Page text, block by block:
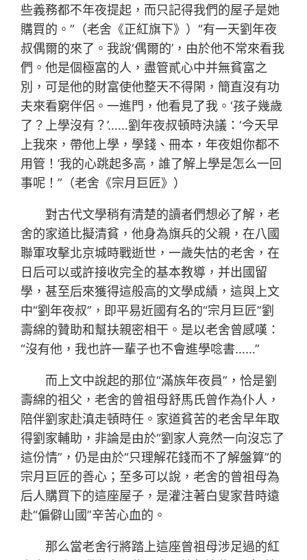
些義務都不年夜提起，而只記得我們的屋子是她
購買的。”（老舍《正紅旗下》）“有一天劉年夜
叔偶爾的來了。我說‘偶爾的’，由於他不常來看我
們。他是個極富的人，盡管貳心中并無貧富之
別，可是他的財富使他整天不得閑，簡直沒有功
夫來看窮伴侶。一進門，他看見了我。‘孩子幾歲
了？上學沒有？’……劉年夜叔頓時決議：‘今天早
上我來，帶他上學，學錢、冊本，年夜姐你都不
用管！’我的心跳起多高，誰了解上學是怎么一回
事呢！”（老舍《宗月巨匠》）
對古代文學稍有清楚的讀者們想必了解，老
舍的家道比擬清貧，他身為旗兵的父親，在八國
聯軍攻擊北京城時戰逝世，一歲失怙的老舍，在
日后可以或許接收完全的基本教導，并出國留
學，甚至后來獲得這般高的文學成績，這與上文
中“劉年夜叔”，即平易近國有名的“宗月巨匠”劉
壽綿的贊助和幫扶親密相干。是以老舍曾感嘆：
“沒有他，我也許一輩子也不會進學唸書……”
而上文中說起的那位“滿族年夜員”，恰是劉
壽綿的祖父，老舍的曾祖母舒馬氏曾作為仆人，
陪伴劉家赴滇走頓時任。家道貧苦的老舍早年取
得劉家輔助，非論是由於“劉家人竟然一向沒忘了
這份情”，仍是由於“只理解花錢而不了解盤算”的
宗月巨匠的善心；至多可以說，老舍的曾祖母為
后人購買下的這座屋子，是灌注著白叟家昔時遠
赴“偏僻山國”辛苦心血的。
那么當老舍行將踏上這座曾祖母涉足過的紅